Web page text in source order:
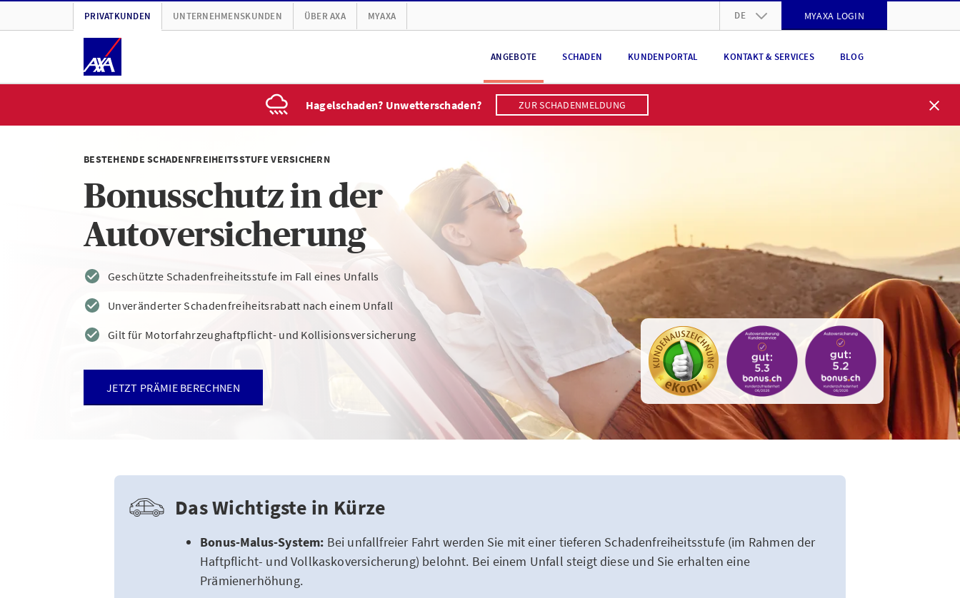
PRIVATKUNDEN UNTERNEHMENSKUNDEN ÜBER AXA MYAXA DE MYAXA LOGIN
ANGEBOTE SCHADEN KUNDENPORTAL KONTAKT & SERVICES BLOG
Hagelschaden? Unwetterschaden? ZUR SCHADENMELDUNG
BESTEHENDE SCHADENFREIHEITSSTUFE VERSICHERN
Bonusschutz in der
Autoversicherung
Geschützte Schadenfreiheitsstufe im Fall eines Unfalls
Unveränderter Schadenfreiheitsrabatt nach einem Unfall
Gilt für Motorfahrzeughaftpflicht- und Kollisionsversicherung
JETZT PRÄMIE BERECHNEN
Das Wichtigste in Kürze
Bonus-Malus-System: Bei unfallfreier Fahrt werden Sie mit einer tieferen Schadenfreiheitsstufe (im Rahmen der
Haftpflicht- und Vollkaskoversicherung) belohnt. Bei einem Unfall steigt diese und Sie erhalten eine
Prämienerhöhung.